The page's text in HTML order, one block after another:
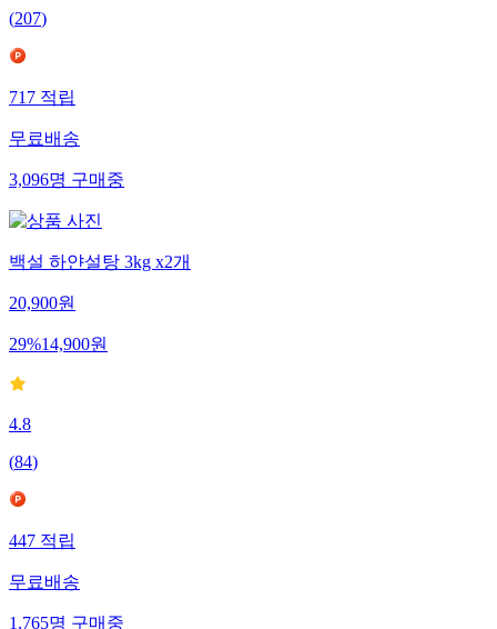
(207)
717적립
무료배송
3,096명구매중
백설 하얀설탕 3kg x2개
20,900원
29%14,900원
4.8
(84)
447적립
무료배송